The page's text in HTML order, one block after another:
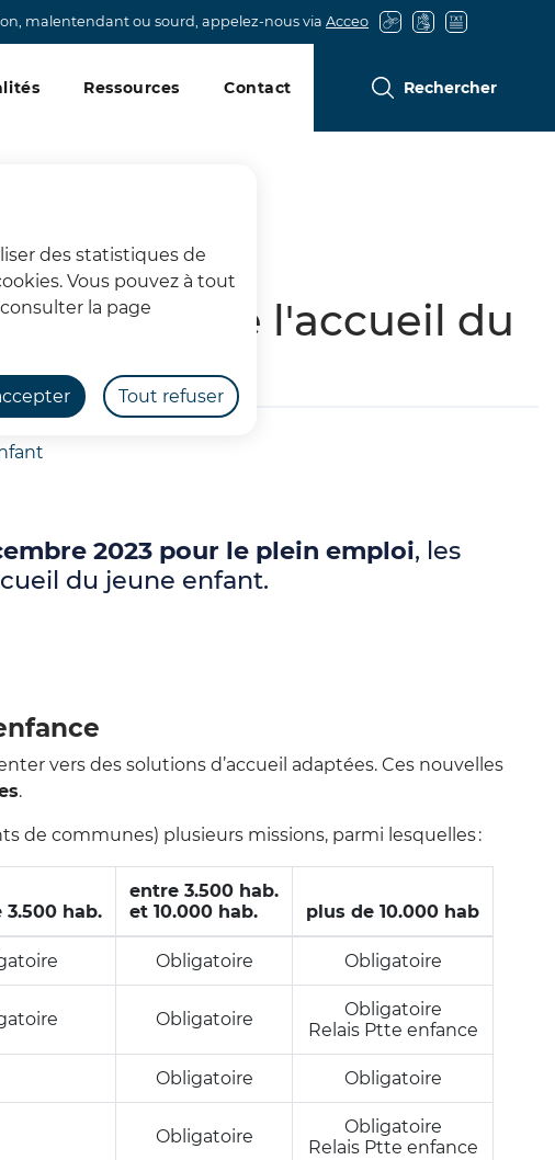
des statistiques de
Vous pouvez à tout
la page
Tout refuser
malentendant ou sourd, appelez-nous via Acceo
Ressources Contact Rechercher
de l'accueil du
2023 pour le plein emploi, les
du jeune enfant.
vers des solutions d’accueil adaptées. Ces nouvelles
.
de communes) plusieurs missions, parmi lesquelles :
3.500 hab.
entre 3.500 hab.
et 10.000 hab.
plus de 10.000 hab
Obligatoire Obligatoire
Obligatoire
Obligatoire
Relais Ptte enfance
Obligatoire Obligatoire
Obligatoire
Obligatoire
Relais Ptte enfance